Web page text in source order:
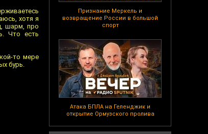
Признание Меркель и
возвращение России в большой
спорт
Атака БПЛА на Геленджик и
открытие Ормузского пролива
хотя я
шарм, про
Что есть
то мере
бурь.